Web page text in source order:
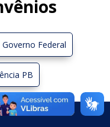
Federal
PB